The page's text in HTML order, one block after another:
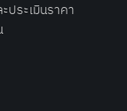
ประเมินราคา